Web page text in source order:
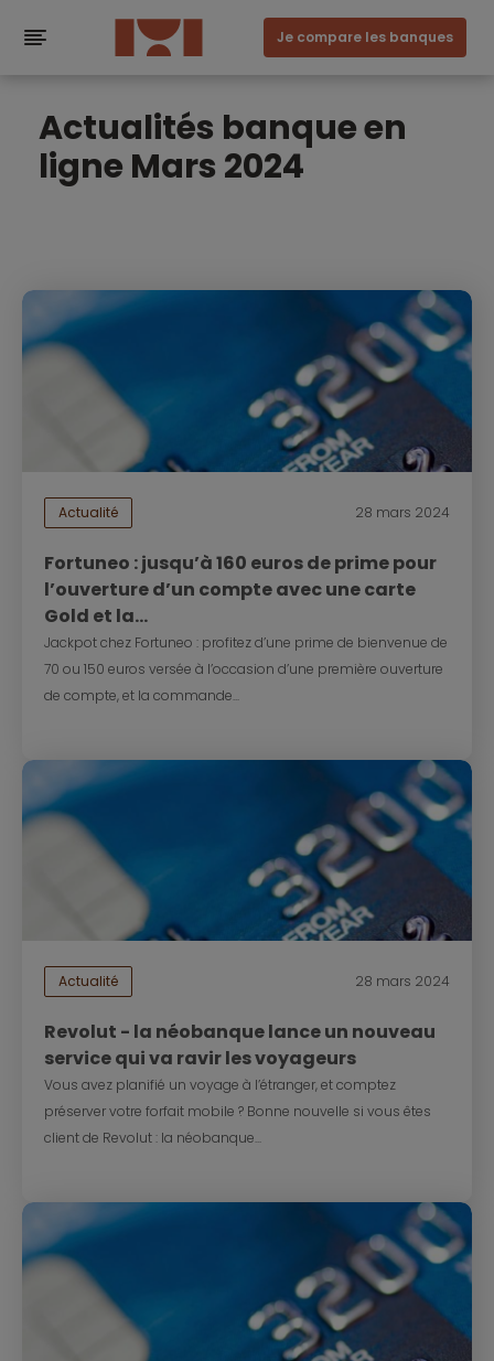
Je compare les banques
Actualités banque en
ligne Mars 2024
Actualité 28 mars 2024
Fortuneo : jusqu’à 160 euros de prime pour
l’ouverture d’un compte avec une carte
Gold et la...
Jackpot chez Fortuneo : profitez d’une prime de bienvenue de
70 ou 150 euros versée à l’occasion d’une première ouverture
de compte, et la commande...
Actualité 28 mars 2024
Revolut - la néobanque lance un nouveau
service qui va ravir les voyageurs
Vous avez planifié un voyage à l’étranger, et comptez
préserver votre forfait mobile ? Bonne nouvelle si vous êtes
client de Revolut : la néobanque...